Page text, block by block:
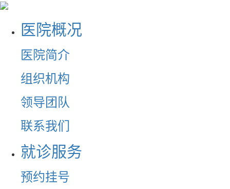
医院概况
医院简介
组织机构
领导团队
联系我们
就诊服务
预约挂号